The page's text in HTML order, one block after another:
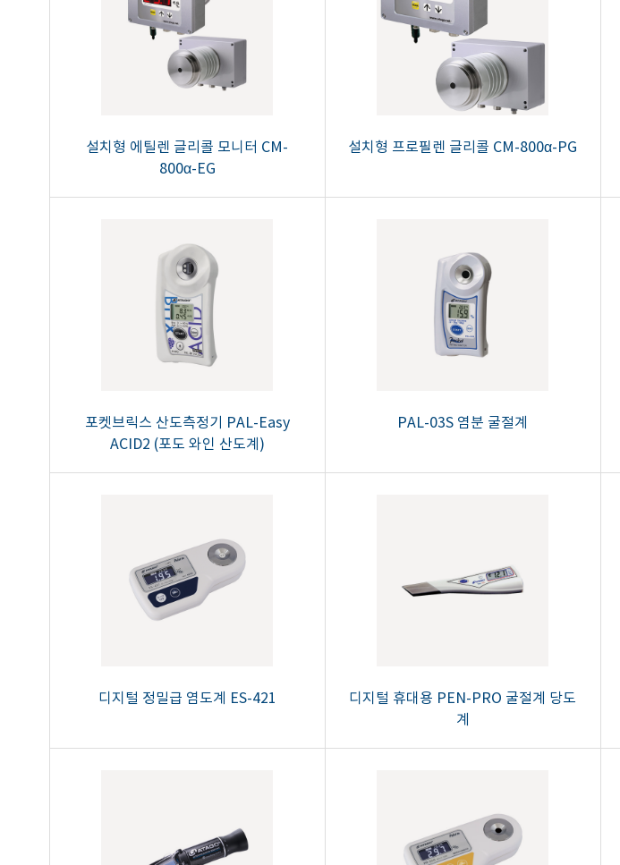
설치형 에틸렌 글리콜 모니터 CM-
800α-EG
설치형 프로필렌 글리콜 CM-800α-PG
포켓브릭스 산도측정기 PAL-Easy
ACID2 (포도 와인 산도계)
PAL-03S 염분 굴절계
디지털 정밀급 염도계 ES-421
디지털 휴대용 PEN-PRO 굴절계 당도
계